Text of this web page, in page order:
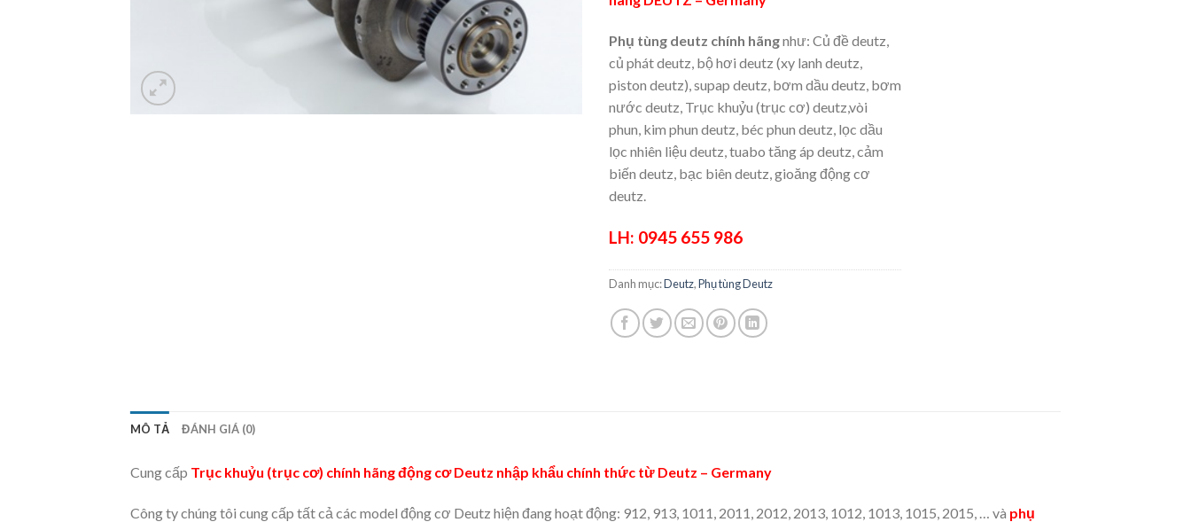
Phụ tùng deutz chính hãngnhư: Củ đề deutz,
củ phát deutz, bộ hơi deutz (xy lanh deutz,
piston deutz), supap deutz, bơm dầu deutz, bơm
nước deutz, Trục khuỷu (trục cơ) deutz,vòi
phun, kim phun deutz, béc phun deutz, lọc dầu
lọc nhiên liệu deutz, tuabo tăng áp deutz, cảm
biến deutz, bạc biên deutz, gioăng động cơ
deutz.
LH: 0945 655 986
Danh mục:Deutz,Phụ tùng Deutz
MÔ TẢ ĐÁNH GIÁ (0)
Cung cấp Trục khuỷu (trục cơ) chính hãng động cơ Deutz nhập khẩu chính thức từ Deutz – Germany
Công ty chúng tôi cung cấp tất cả các model động cơ Deutz hiện đang hoạt động: 912, 913, 1011, 2011, 2012, 2013, 1012, 1013, 1015, 2015, … và phụ